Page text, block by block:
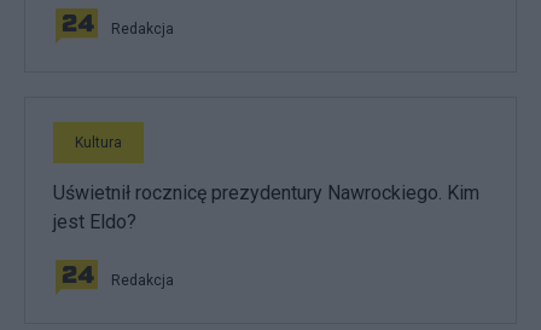
Redakcja
Kultura
Uświetnił rocznicę prezydentury Nawrockiego. Kim
jest Eldo?
Redakcja